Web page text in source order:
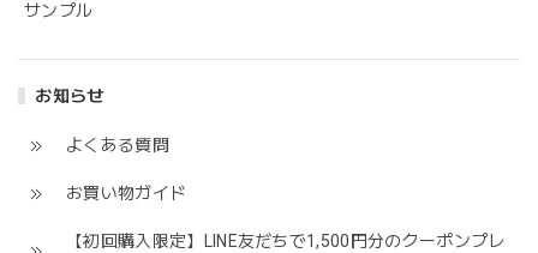
サンプル
お知らせ
よくある質問
お買い物ガイド
【初回購入限定】LINE友だちで1,500円分のクーポンプレ